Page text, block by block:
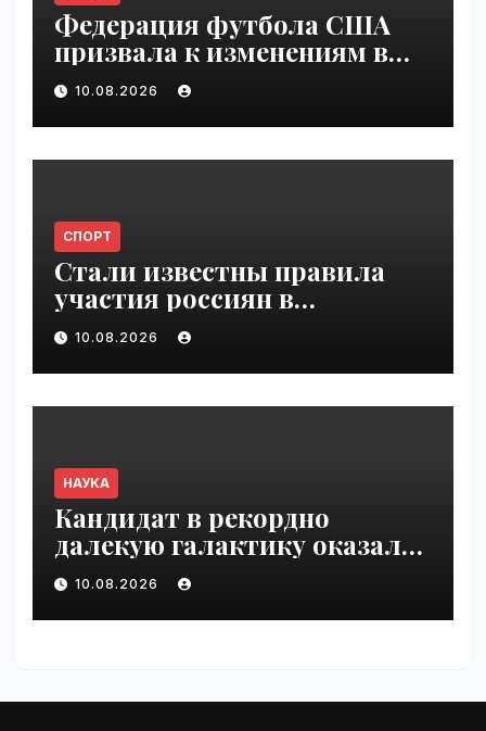
Федерация футбола США
призвала к изменениям в
структуре управления
ФИФА | VseTime.ru
10.08.2026
СПОРТ
Стали известны правила
участия россиян в
нейтральном статусе на ЧЕ |
VseTime.ru
10.08.2026
НАУКА
Кандидат в рекордно
далекую галактику оказался
очень холодным
коричневым карликом |
VseTime.ru
10.08.2026